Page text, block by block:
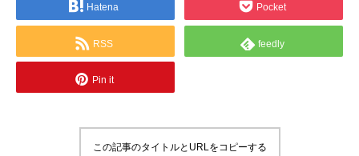
Hatena Pocket
RSS feedly
Pin it
この記事のタイトルとURLをコピーする